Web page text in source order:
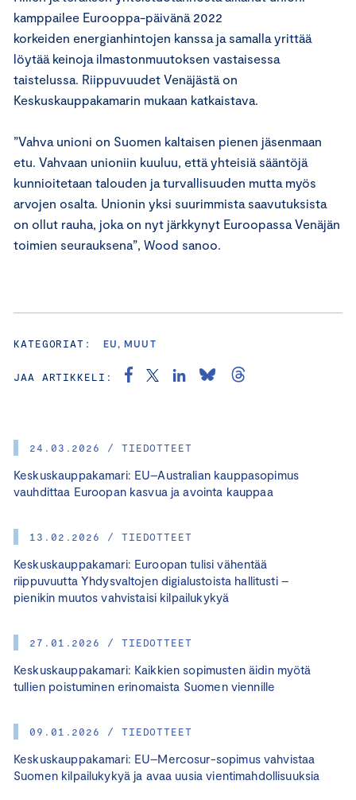
24.03.2026 / TIEDOTTEET
Keskuskauppakamari: EU–Australian kauppasopimus
vauhdittaa Euroopan kasvua ja avointa kauppaa
13.02.2026 / TIEDOTTEET
Keskuskauppakamari: Euroopan tulisi vähentää
riippuvuutta Yhdysvaltojen digialustoista hallitusti –
pienikin muutos vahvistaisi kilpailukykyä
27.01.2026 / TIEDOTTEET
Keskuskauppakamari: Kaikkien sopimusten äidin myötä
tullien poistuminen erinomaista Suomen viennille
09.01.2026 / TIEDOTTEET
Keskuskauppakamari: EU–Mercosur-sopimus vahvistaa
Suomen kilpailukykyä ja avaa uusia vientimahdollisuuksia
kamppailee Eurooppa-päivänä 2022
korkeiden energianhintojen kanssa ja samalla yrittää
löytää keinoja ilmastonmuutoksen vastaisessa
taistelussa. Riippuvuudet Venäjästä on
Keskuskauppakamarin mukaan katkaistava.
”Vahva unioni on Suomen kaltaisen pienen jäsenmaan
etu. Vahvaan unioniin kuuluu, että yhteisiä sääntöjä
kunnioitetaan talouden ja turvallisuuden mutta myös
arvojen osalta. Unionin yksi suurimmista saavutuksista
on ollut rauha, joka on nyt järkkynyt Euroopassa Venäjän
toimien seurauksena”, Wood sanoo.
KATEGORIAT: EU, MUUT
JAA ARTIKKELI: